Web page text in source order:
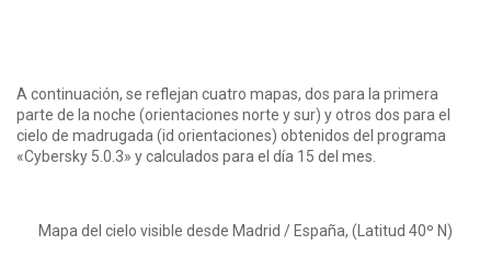
A continuación, se reflejan cuatro mapas, dos para la primera
parte de la noche (orientaciones norte y sur) y otros dos para el
cielo de madrugada (id orientaciones) obtenidos del programa
«Cybersky 5.0.3» y calculados para el día 15 del mes.
Mapa del cielo visible desde Madrid / España, (Latitud 40º N)